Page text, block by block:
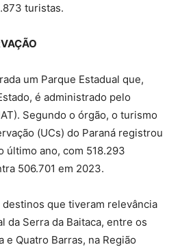
turistas.
um Parque Estadual que,
é administrado pelo
Segundo o órgão, o turismo
(UCs) do Paraná registrou
último ano, com 518.293
506.701 em 2023.
que tiveram relevância
da Serra da Baitaca, entre os
e Quatro Barras, na Região